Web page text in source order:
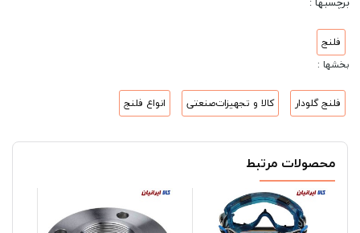
فلنج
بخشها :
فلنج گلودار کالا و تجهیزات‌صنعتی انواع فلنج
محصولات مرتبط